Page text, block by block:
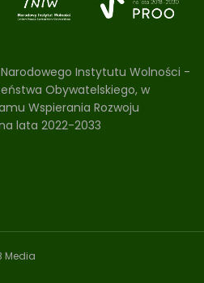
Instytutu Wolności -
Obywatelskiego, w
Wspierania Rozwoju
lata 2022-2033
Media